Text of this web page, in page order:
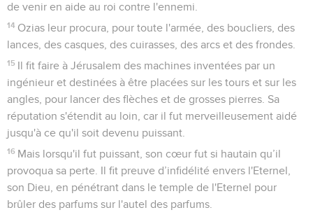
de venir en aide au roi contre l'ennemi.
14 Ozias leur procura, pour toute l'armée, des boucliers, des
lances, des casques, des cuirasses, des arcs et des frondes.
15 Il fit faire à Jérusalem des machines inventées par un
ingénieur et destinées à être placées sur les tours et sur les
angles, pour lancer des flèches et de grosses pierres. Sa
réputation s'étendit au loin, car il fut merveilleusement aidé
jusqu'à ce qu'il soit devenu puissant.
16 Mais lorsqu'il fut puissant, son cœur fut si hautain qu’il
provoqua sa perte. Il fit preuve d’infidélité envers l'Eternel,
son Dieu, en pénétrant dans le temple de l'Eternel pour
brûler des parfums sur l'autel des parfums.